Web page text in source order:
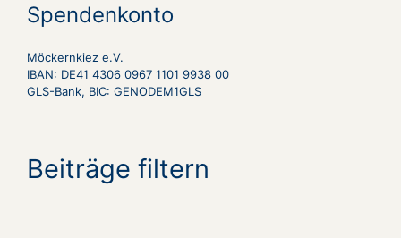
Spendenkonto
Möckernkiez e.V.
IBAN: DE41 4306 0967 1101 9938 00
GLS-Bank, BIC: GENODEM1GLS
Beiträge filtern